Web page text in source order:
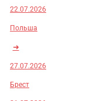
22.07.2026
Польша
➜
27.07.2026
Брест